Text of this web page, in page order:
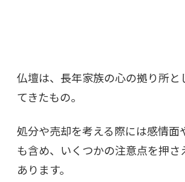
仏壇は、長年家族の心の拠り所と
てきたもの。
処分や売却を考える際には感情面
も含め、いくつかの注意点を押さ
あります。